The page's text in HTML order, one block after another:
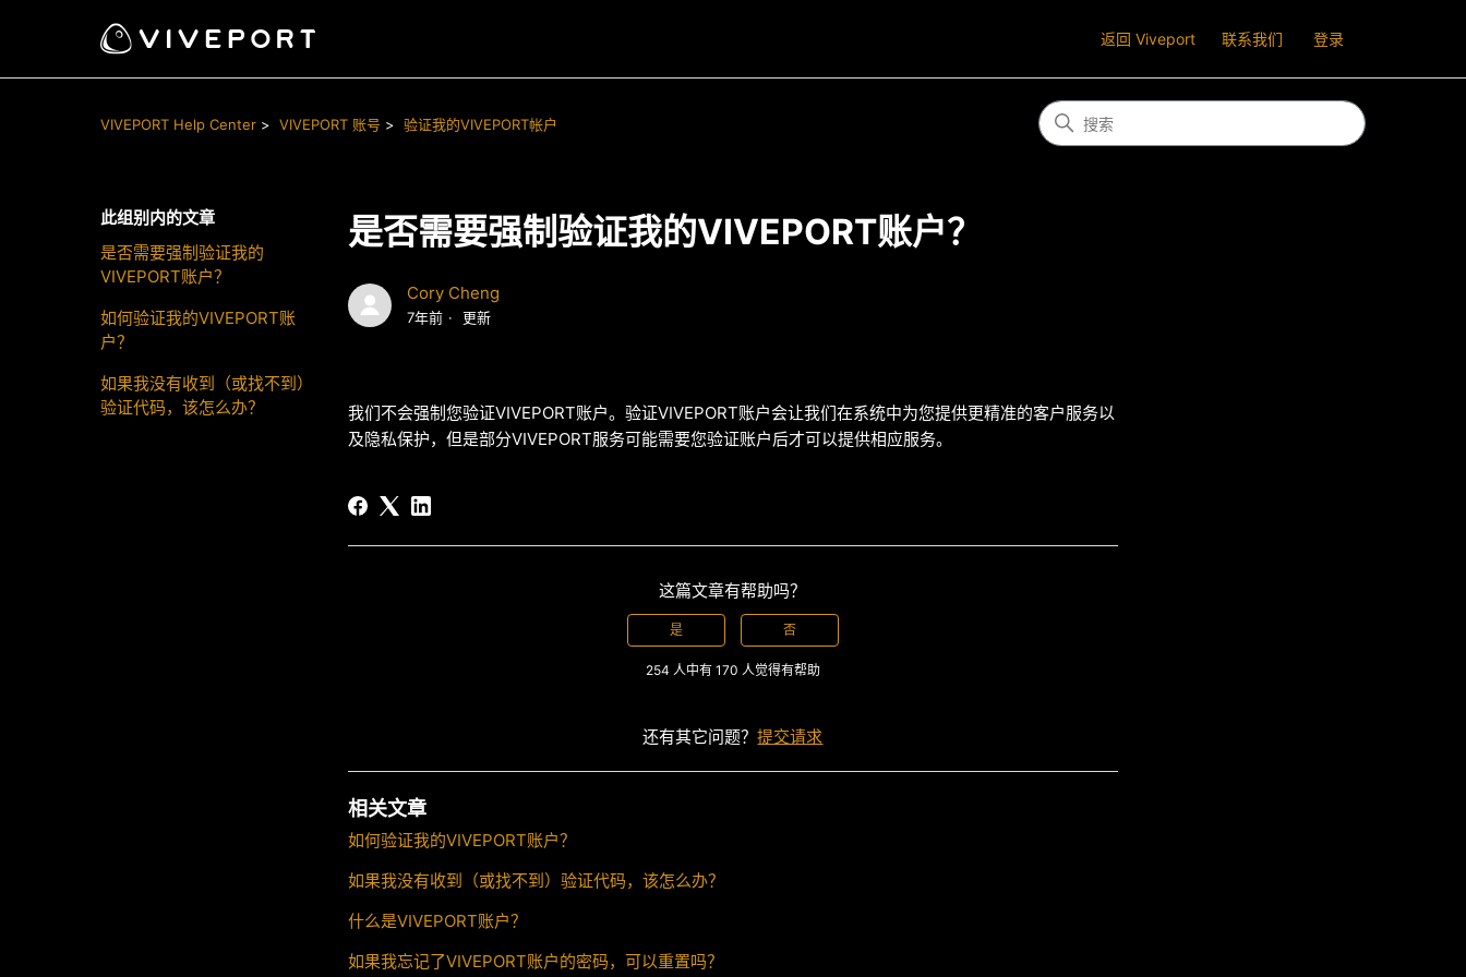
返回 Viveport 联系我们 登录
VIVEPORT Help Center VIVEPORT 账号 验证我的VIVEPORT帐户
此组别内的文章
是否需要强制验证我的
VIVEPORT账户？
如何验证我的VIVEPORT账
户？
如果我没有收到（或找不到）
验证代码，该怎么办？
是否需要强制验证我的VIVEPORT账户？
Cory Cheng
7年前 更新
我们不会强制您验证VIVEPORT账户。验证VIVEPORT账户会让我们在系统中为您提供更精准的客户服务以
及隐私保护，但是部分VIVEPORT服务可能需要您验证账户后才可以提供相应服务。
这篇文章有帮助吗？
是 否
254 人中有 170 人觉得有帮助
还有其它问题？提交请求
相关文章
如何验证我的VIVEPORT账户？
如果我没有收到（或找不到）验证代码，该怎么办？
什么是VIVEPORT账户？
如果我忘记了VIVEPORT账户的密码，可以重置吗？